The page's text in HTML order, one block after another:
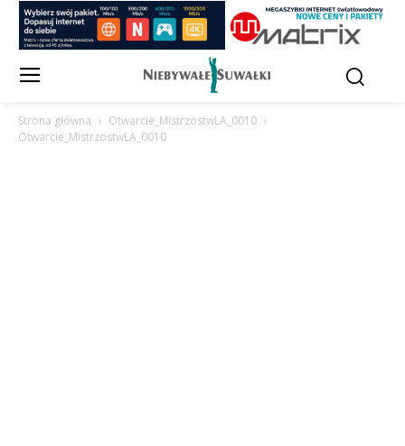
Strona główna
Otwarcie_MistrzostwLA_0010
Otwarcie_MistrzostwLA_0010